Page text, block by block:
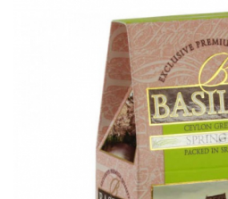
Aparate capsule
Complementare
Cesti si farfurii